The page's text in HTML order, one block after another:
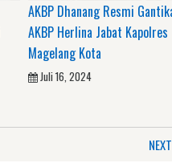
AKBP Dhanang Resmi
AKBP Herlina Jabat Kapolres
Magelang Kota
Juli 16, 2024